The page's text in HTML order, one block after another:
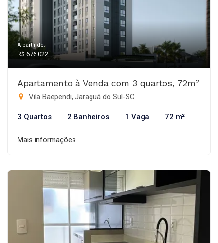
A partir de:
R$ 676.022
Apartamento à Venda com 3 quartos, 72m²
Vila Baependi, Jaraguá do Sul-SC
3 Quartos 2 Banheiros 1 Vaga 72 m²
Mais informações